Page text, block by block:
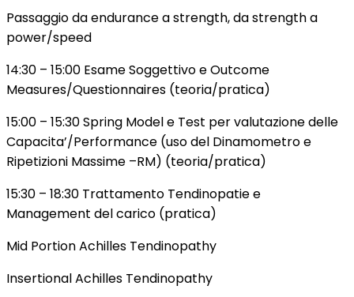
Passaggio da endurance a strength, da strength a
power/speed
14:30 – 15:00 Esame Soggettivo e Outcome
Measures/Questionnaires (teoria/pratica)
15:00 – 15:30 Spring Model e Test per valutazione delle
Capacita’/Performance (uso del Dinamometro e
Ripetizioni Massime –RM) (teoria/pratica)
15:30 – 18:30 Trattamento Tendinopatie e
Management del carico (pratica)
Mid Portion Achilles Tendinopathy
Insertional Achilles Tendinopathy